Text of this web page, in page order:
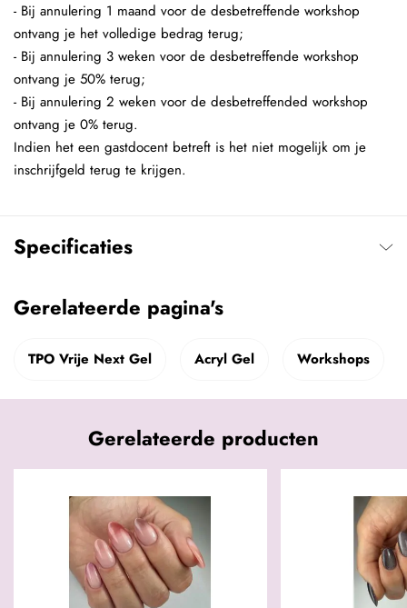
- Bij annulering 1 maand voor de desbetreffende workshop
ontvang je het volledige bedrag terug;
- Bij annulering 3 weken voor de desbetreffende workshop
ontvang je 50% terug;
- Bij annulering 2 weken voor de desbetreffended workshop
ontvang je 0% terug.
Indien het een gastdocent betreft is het niet mogelijk om je
inschrijfgeld terug te krijgen.
Specificaties
Gerelateerde pagina's
TPO Vrije Next Gel Acryl Gel Workshops
Gerelateerde producten